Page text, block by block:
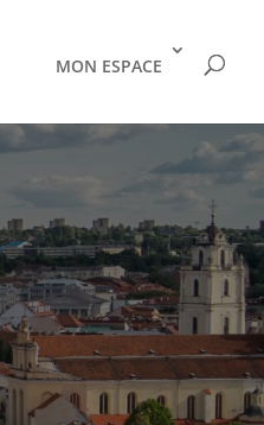
MON ESPACE